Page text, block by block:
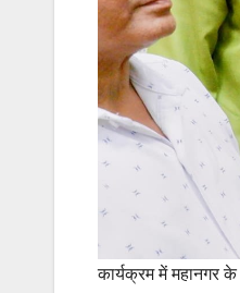
कार्यक्रम में महानगर